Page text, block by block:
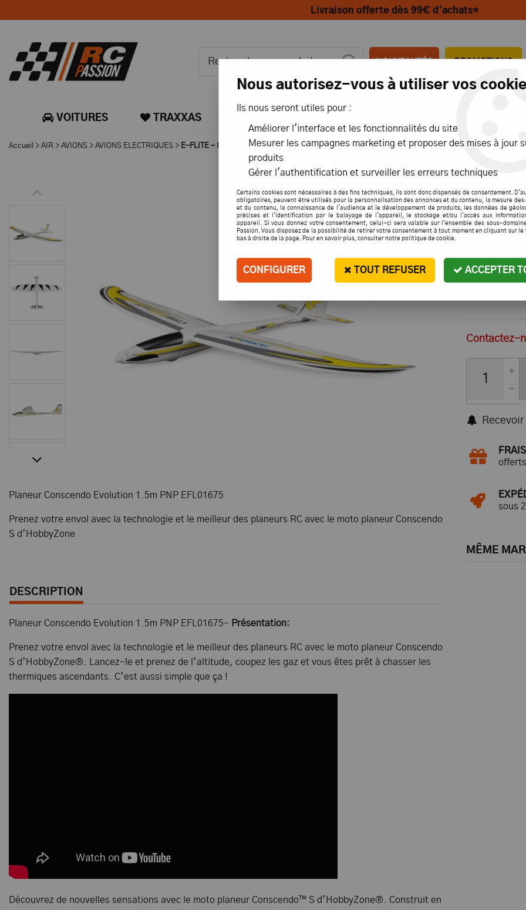
Livraison offerte dès 99€ d'achats*
NOUVEAUTÉS PROMOTIONS
VOITURES TRAXXAS
Accueil > AIR > AVIONS > AVIONS ELECTRIQUES > E-FLITE - HORIZON HOBBY > Planeur Conscendo Evolution 1.5m PNP - E-FLITE - EFL01650
Horizon
Contactez-
sous
MÊME
Planeur Conscendo Evolution 1.5m PNP EFL01675
Prenez votre envol avec la technologie et le meilleur des planeurs RC avec le moto planeur Conscendo
S d’HobbyZone
DESCRIPTION
Planeur Conscendo Evolution 1.5m PNP EFL01675- Présentation:
Prenez votre envol avec la technologie et le meilleur des planeurs RC avec le moto planeur Conscendo
S d’HobbyZone®. Lancez-le et prenez de l’altitude, coupez les gaz et vous êtes prêt à chasser les
thermiques ascendants. C’est aussi simple que ça !
Découvrez de nouvelles sensations avec le moto planeur Conscendo™ S d’HobbyZone®. Construit en
Nous autorisez-vous à utiliser vos
Ils nous seront utiles pour :
Améliorer l'interface et les fonctionnalités du site
Mesurer les campagnes marketing et proposer des mises à jour
produits
Gérer l'authentification et surveiller les erreurs techniques
Certains cookies sont nécessaires à des fins techniques, ils sont donc dispensés de consentement.
obligatoires, peuvent être utilisés pour la personnalisation des annonces et du contenu, la mesure des
et du contenu, la connaissance de l'audience et le développement de produits, les données de
précises et l'identification par le balayage de l'appareil, le stockage et/ou l'accès aux
appareil. Si vous donnez votre consentement, celui-ci sera valable sur l’ensemble des sous-
Passion. Vous disposez de la possibilité de retirer votre consentement à tout moment en cliquant sur le
bas à droite de la page. Pour en savoir plus, consulter notre politique de cookie.
CONFIGURER TOUT REFUSER ACCEPTER